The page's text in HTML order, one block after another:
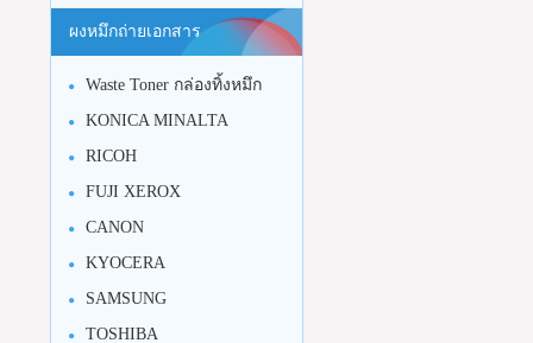
ผงหมึกถ่ายเอกสาร
Waste Toner กล่องทิ้งหมึก
KONICA MINALTA
RICOH
FUJI XEROX
CANON
KYOCERA
SAMSUNG
TOSHIBA